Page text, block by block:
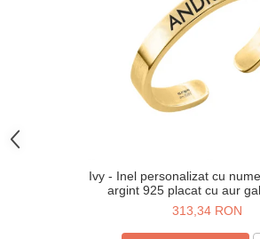
Ivy - Inel personalizat cu
argint 925 placat cu aur
313,34 RON